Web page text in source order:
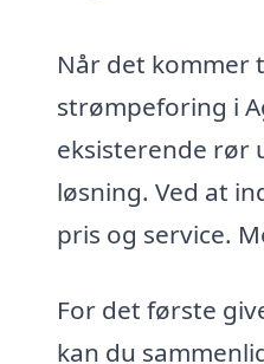
Når det kommer
strømpeforing i
eksisterende rør
løsning. Ved at
pris og service.
For det første
kan du